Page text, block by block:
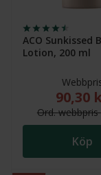
ACO Sunkissed
Lotion, 200 ml
90,30
Ord.webbpris
Köp